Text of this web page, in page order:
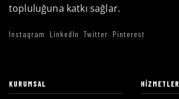
topluluğuna katkı sağlar.
Instagram LinkedIn Twitter Pinterest
KURUMSAL HIZMETLER